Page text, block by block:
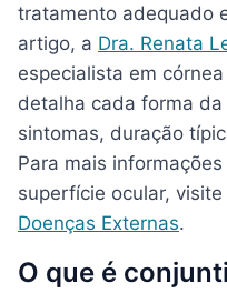
tratamento adequado
artigo, a Dra. Renata
especialista em
detalha cada forma
sintomas, duração
Para mais
superfície ocular,
Doenças Externas.
O que é